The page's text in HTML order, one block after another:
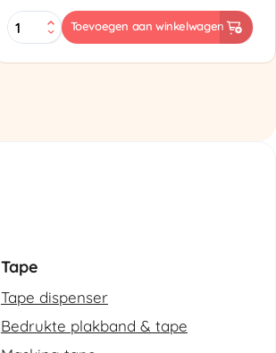
ES-
102
Toevoegen aan winkelwagen
Tape
Tape dispenser
Bedrukte plakband & tape